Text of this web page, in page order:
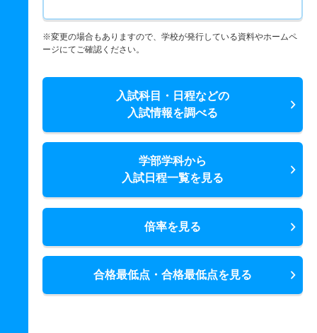
※変更の場合もありますので、学校が発行している資料やホームペ
ージにてご確認ください。
入試科目・日程などの
入試情報を調べる
学部学科から
入試日程一覧を見る
倍率を見る
合格最低点・合格最低点を見る